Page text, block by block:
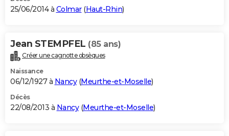
25/06/2014 à Colmar(Haut-Rhin)
Jean STEMPFEL (85 ans)
Créer une cagnotte obsèques
Naissance
06/12/1927 à Nancy(Meurthe-et-Moselle)
Décès
22/08/2013 à Nancy(Meurthe-et-Moselle)